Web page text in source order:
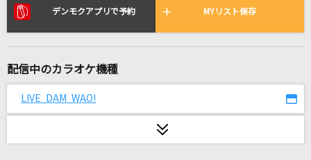
ズルい女
[生音]アイノカタチ feat.HIDE(GReeeeN)
Misia
デンモクアプリで予約 MYリスト保存
配信中のカラオケ機種
LIVE DAM WAO!